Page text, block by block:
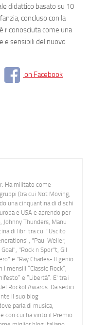
didattico basato su 10
concluso con la
riconosciuta come una
e sensibili del nuovo
on Facebook
Ha militato come
(tra cui Not Moving,
una cinquantina di dischi
e USA e aprendo per
Johnny Thunders, Manu
di libri tra cui "Uscito
"Paul Weller,
"Rock n Spor"t, Gil
e "Ray Charles- Il genio
mensili “Classic Rock”,
e “Libertà”. E' tra i
Rockol Awards. Da sedici
il suo blog
parla di musica,
con cui ha vinto il Premio